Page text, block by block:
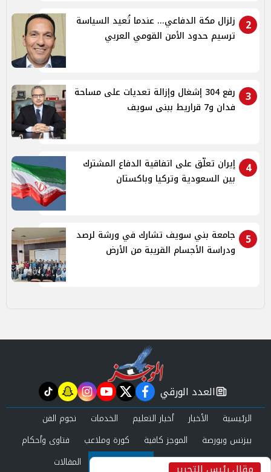
2
زلزال مكة الدفاعي... عندما تُعيد السياسة
ترسيم حدود الأمن القومي العربي
3
رفع 304 إشغال وإزالة تعديات على مساحة
فدان و7 قراريط ببنى سويف
4
إيران تعلّق على اتفاقية الدفاع المشترك
بين السعودية وتركيا وباكستان
5
جامعة بني سويف تشارك في ورشة لرصد
ودراسة الأجسام القريبة من الأرض
newspaper
العدد الورقي facebook
twitter
youtube
instagram
snapchat
tiktok
الرئيسية الأخبار أخبار التعليم الخدمات
نجوم الفن
بيزنس وبورصة
الموجز كافية كورة وملاعب
فتاوى وأحكام
صحة وجمال
عرب وعالم حوادث ومحاكم المقالات